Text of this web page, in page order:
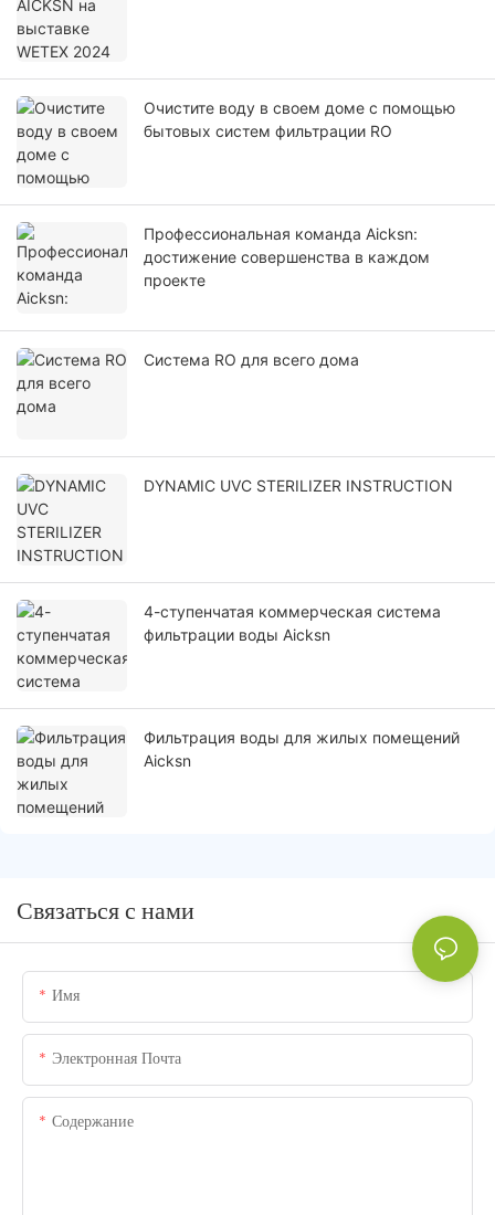
Очистите воду в своем доме с помощью
бытовых систем фильтрации RO
Профессиональная команда Aicksn:
достижение совершенства в каждом
проекте
Система RO для всего дома
DYNAMIC UVC STERILIZER INSTRUCTION
4-ступенчатая коммерческая система
фильтрации воды Aicksn
Фильтрация воды для жилых помещений
Aicksn
Связаться с нами
Имя
Электронная Почта
Содержание